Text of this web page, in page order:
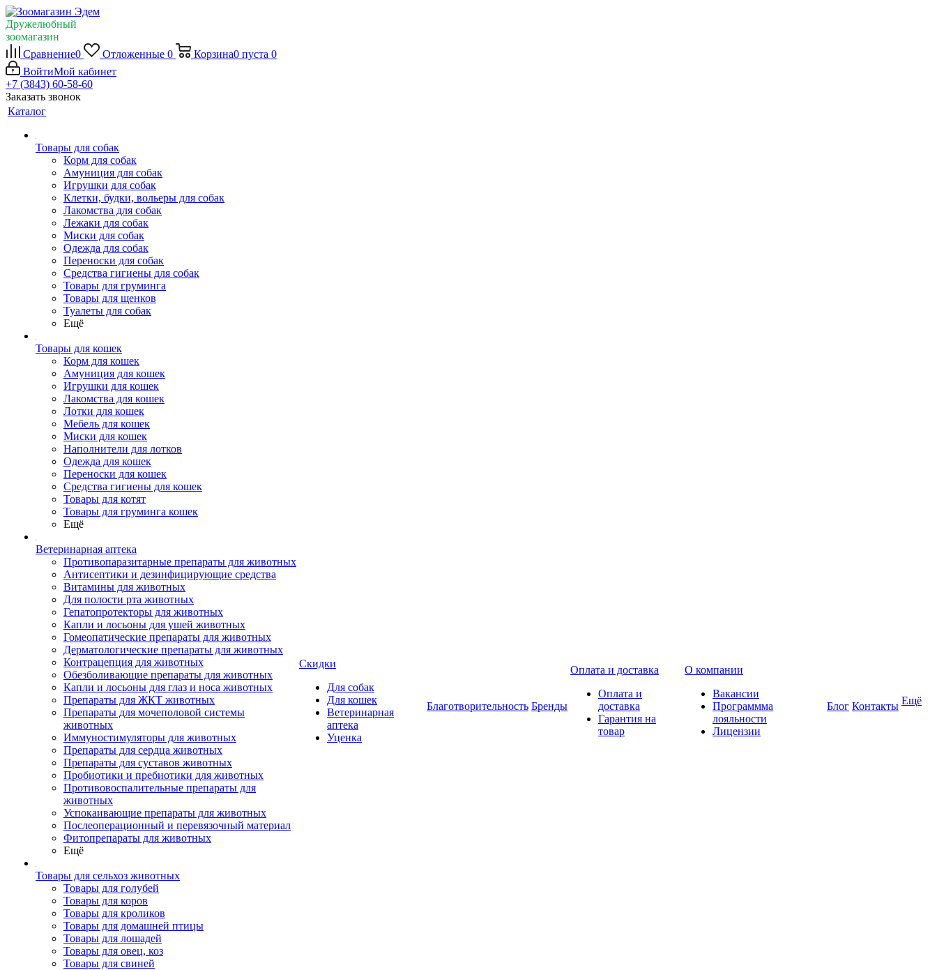
Дружелюбный
зоомагазин
Сравнение0 Отложенные 0 Корзина0 пуста 0
ВойтиМой кабинет
+7 (3843) 60-58-60
Заказать звонок
Каталог
Товары для собак
Корм для собак
Амуниция для собак
Игрушки для собак
Клетки, будки, вольеры для собак
Лакомства для собак
Лежаки для собак
Миски для собак
Одежда для собак
Переноски для собак
Средства гигиены для собак
Товары для груминга
Товары для щенков
Туалеты для собак
Ещё
Товары для кошек
Корм для кошек
Амуниция для кошек
Игрушки для кошек
Лакомства для кошек
Лотки для кошек
Мебель для кошек
Миски для кошек
Наполнители для лотков
Одежда для кошек
Переноски для кошек
Средства гигиены для кошек
Товары для котят
Товары для груминга кошек
Ещё
Ветеринарная аптека
Противопаразитарные препараты для животных
Антисептики и дезинфицирующие средства
Витамины для животных
Для полости рта животных
Гепатопротекторы для животных
Капли и лосьоны для ушей животных
Гомеопатические препараты для животных
Дерматологические препараты для животных
Контрацепция для животных
Обезболивающие препараты для животных
Капли и лосьоны для глаз и носа животных
Препараты для ЖКТ животных
Препараты для мочеполовой системы
животных
Иммуностимуляторы для животных
Препараты для сердца животных
Препараты для суставов животных
Пробиотики и пребиотики для животных
Противовоспалительные препараты для
животных
Успокаивающие препараты для животных
Послеоперационный и перевязочный материал
Фитопрепараты для животных
Ещё
Товары для сельхоз животных
Товары для голубей
Товары для коров
Товары для кроликов
Товары для домашней птицы
Товары для лошадей
Товары для овец, коз
Товары для свиней
Скидки
Для собак
Для кошек
Ветеринарная
аптека
Уценка
Благотворительность Бренды
Оплата и доставка
Оплата и
доставка
Гарантия на
товар
О компании
Вакансии
Программма
лояльности
Лицензии
Блог Контакты Ещё